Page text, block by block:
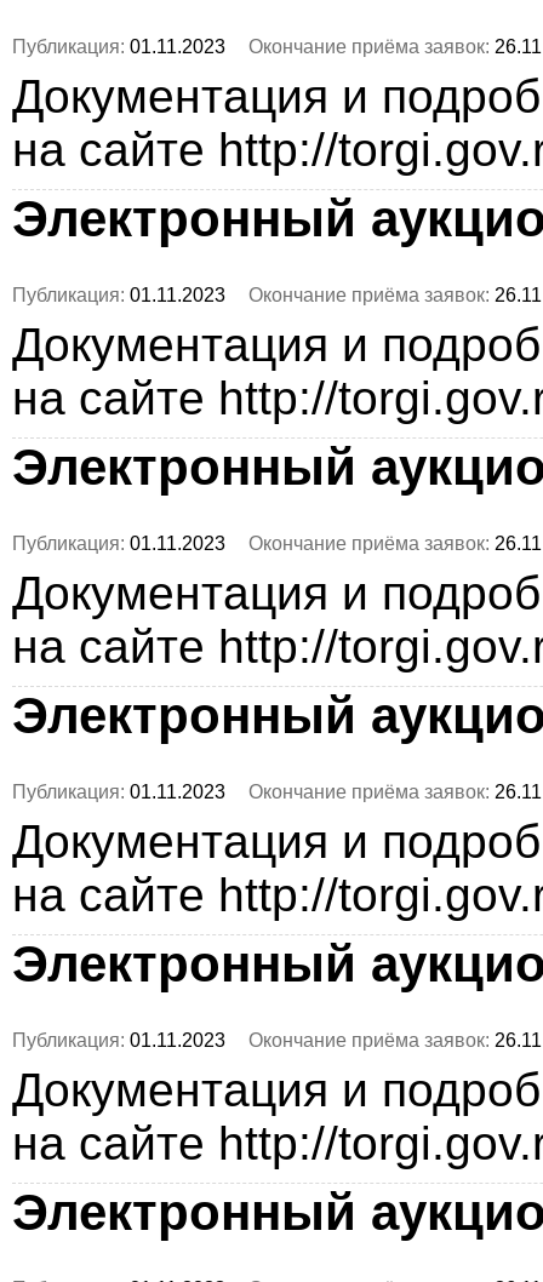
Публикация: 01.11.2023 Окончание приёма заявок:
Документация и
на сайте http://
Электронный
Публикация: 01.11.2023 Окончание приёма заявок:
Документация и
на сайте http://
Электронный
Публикация: 01.11.2023 Окончание приёма заявок:
Документация и
на сайте http://
Электронный
Публикация: 01.11.2023 Окончание приёма заявок:
Документация и
на сайте http://
Электронный
Публикация: 01.11.2023 Окончание приёма заявок:
Документация и
на сайте http://
Электронный